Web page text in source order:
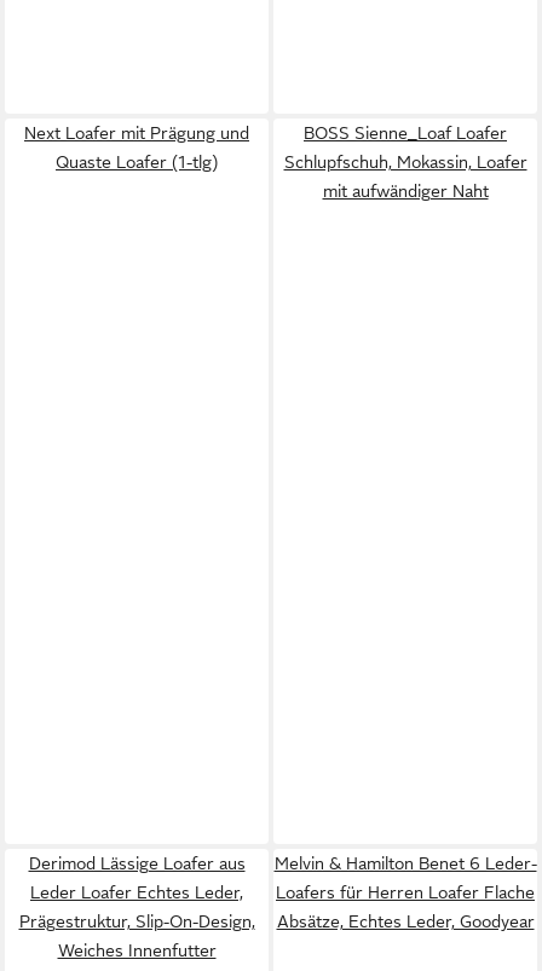
Next Loafer mit Prägung und
Quaste Loafer (1-tlg)
BOSS Sienne_Loaf Loafer
Schlupfschuh, Mokassin, Loafer
mit aufwändiger Naht
Derimod Lässige Loafer aus
Leder Loafer Echtes Leder,
Prägestruktur, Slip-On-Design,
Weiches Innenfutter
Melvin & Hamilton Benet 6 Leder-
Loafers für Herren Loafer Flache
Absätze, Echtes Leder, Goodyear